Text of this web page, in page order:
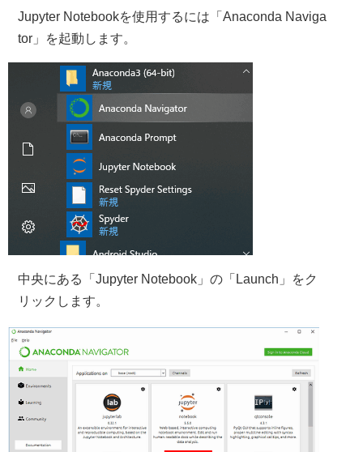
Jupyter Notebookを使用するには「Anaconda Naviga
tor」を起動します。
中央にある「Jupyter Notebook」の「Launch」をク
リックします。